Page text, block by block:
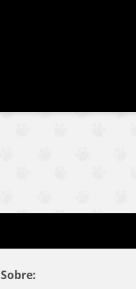
Sobre: